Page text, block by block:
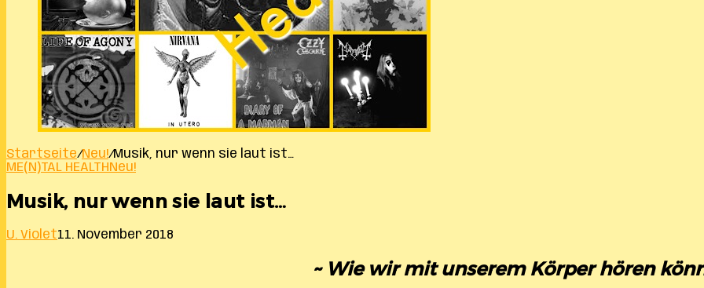
Startseite/Neu!/Musik, nur wenn sie laut ist…
ME(N)TAL HEALTH Neu!
Musik, nur wenn sie laut ist…
U. Violet11. November 2018
~ Wie wir mit unserem Körper hören